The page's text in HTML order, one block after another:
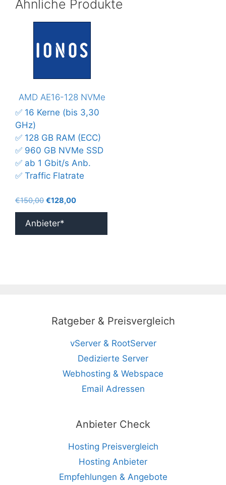
Ähnliche Produkte
AMD AE16-128 NVMe
✅ 16 Kerne (bis 3,30
GHz)
✅ 128 GB RAM (ECC)
✅ 960 GB NVMe SSD
✅ ab 1 Gbit/s Anb.
✅ Traffic Flatrate
€150,00 Ursprünglicher
Preis
war:
€128,00Aktueller
Preis
Anbieter*
Ratgeber & Preisvergleich
vServer & RootServer
Dedizierte Server
Webhosting & Webspace
Email Adressen
Anbieter Check
Hosting Preisvergleich
Hosting Anbieter
Empfehlungen & Angebote